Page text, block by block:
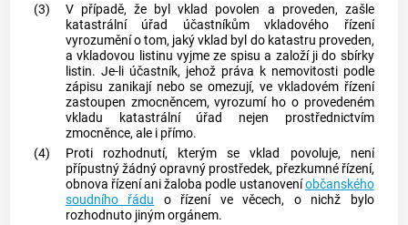
(3)
V případě, že byl vklad povolen a proveden, zašle
katastrální úřad účastníkům vkladového řízení
vyrozumění o tom, jaký vklad byl do katastru proveden,
a vkladovou listinu vyjme ze spisu a založí ji do sbírky
listin. Je-li účastník, jehož práva k nemovitosti podle
zápisu zanikají nebo se omezují, ve vkladovém řízení
zastoupen zmocněncem, vyrozumí ho o provedeném
vkladu katastrální úřad nejen prostřednictvím
zmocněnce, ale i přímo.
(4)
Proti rozhodnutí, kterým se vklad povoluje, není
přípustný žádný opravný prostředek, přezkumné řízení,
obnova řízení ani žaloba podle ustanoveníobčanského
soudního řádu o řízení ve věcech, o nichž bylo
rozhodnuto jiným orgánem.